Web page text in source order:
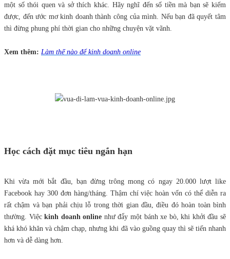
một số thói quen và sở thích khác. Hãy nghĩ đến số tiền mà bạn sẽ kiếm
được, đến ước mơ kinh doanh thành công của mình. Nếu bạn đã quyết tâm
thì đừng phung phí thời gian cho những chuyện vặt vãnh.
Xem thêm: Làm thế nào để kinh doanh online
Học cách đặt mục tiêu ngắn hạn
Khi vừa mới bắt đầu, bạn đừng trông mong có ngay 20.000 lượt like
Facebook hay 300 đơn hàng/tháng. Thậm chí việc hoàn vốn có thể diễn ra
rất chậm và bạn phải chịu lỗ trong thời gian đầu, điều đó hoàn toàn bình
thường. Việckinh doanh online như đẩy một bánh xe bò, khi khởi đầu sẽ
khá khó khăn và chậm chạp, nhưng khi đã vào guồng quay thì sẽ tiến nhanh
hơn và dễ dàng hơn.